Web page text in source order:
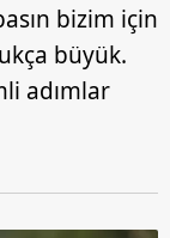
bizim için
büyük.
adımlar